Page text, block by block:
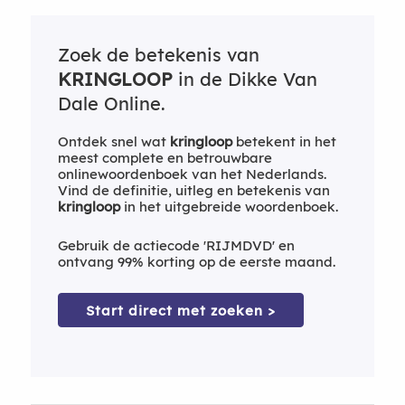
Zoek de betekenis van
KRINGLOOPin de Dikke Van
Dale Online.
Ontdek snel wat kringloopbetekent in het
meest complete en betrouwbare
onlinewoordenboek van het Nederlands.
Vind de definitie, uitleg en betekenis van
kringloopin het uitgebreide woordenboek.
Gebruik de actiecode 'RIJMDVD' en
ontvang 99% korting op de eerste maand.
Start direct met zoeken >